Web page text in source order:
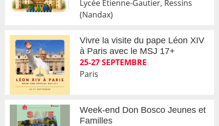
Lycée Etienne-Gautier, Ressins
(Nandax)
Vivre la visite du pape Léon XIV
à Paris avec le MSJ 17+
25-27 SEPTEMBRE
Paris
Week-end Don Bosco Jeunes et
Familles